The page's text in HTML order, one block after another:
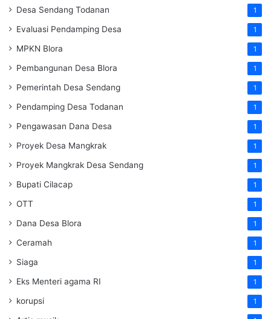
Desa Sendang Todanan 1
Evaluasi Pendamping Desa 1
MPKN Blora 1
Pembangunan Desa Blora 1
Pemerintah Desa Sendang 1
Pendamping Desa Todanan 1
Pengawasan Dana Desa 1
Proyek Desa Mangkrak 1
Proyek Mangkrak Desa Sendang 1
Bupati Cilacap 1
OTT 1
Dana Desa Blora 1
Ceramah 1
Siaga 1
Eks Menteri agama RI 1
korupsi 1